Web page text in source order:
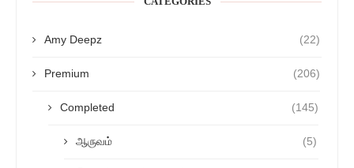
Amy Deepz (22)
Premium (206)
Completed (145)
ஆருவம் (5)